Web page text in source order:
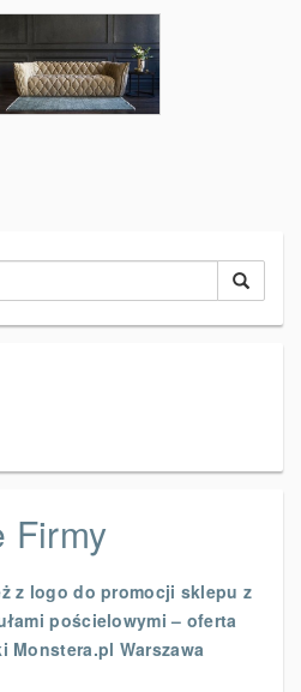
Firmy
z logo do promocji sklepu z
pościelowymi – oferta
Monstera.pl Warszawa